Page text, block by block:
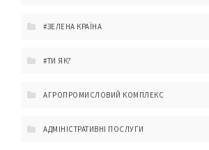
#ЗЕЛЕНА КРАЇНА
#ТИ ЯК?
АГРОПРОМИСЛОВИЙ КОМПЛЕКС
АДМІНІСТРАТИВНІ ПОСЛУГИ